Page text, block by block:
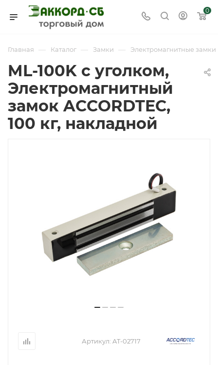
0
Главная — Каталог — Замки — Электромагнитные замки
ML-100K с уголком,
Электромагнитный
замок ACCORDTEC,
100 кг, накладной
Артикул: AT-02717